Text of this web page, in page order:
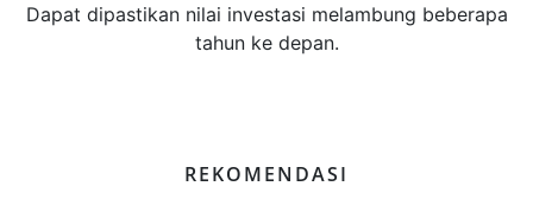
Dapat dipastikan nilai investasi melambung beberapa
tahun ke depan.
REKOMENDASI